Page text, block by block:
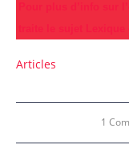
Articles
1